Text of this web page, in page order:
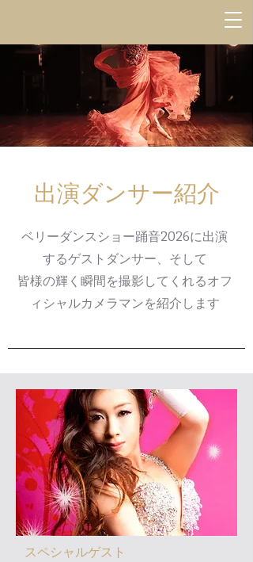
​出演ダンサー紹介
​ベリーダンスショー踊音2026に出演
するゲストダンサー、そして
皆様の輝く瞬間を撮影してくれるオフ
ィシャルカメラマンを紹介します
​スペシャルゲスト